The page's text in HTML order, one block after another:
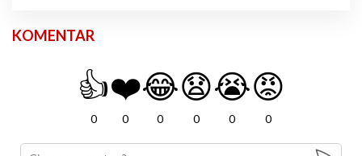
KOMENTAR
👍
0
❤️
0
😂
0
😧
0
😭
0
😡
0